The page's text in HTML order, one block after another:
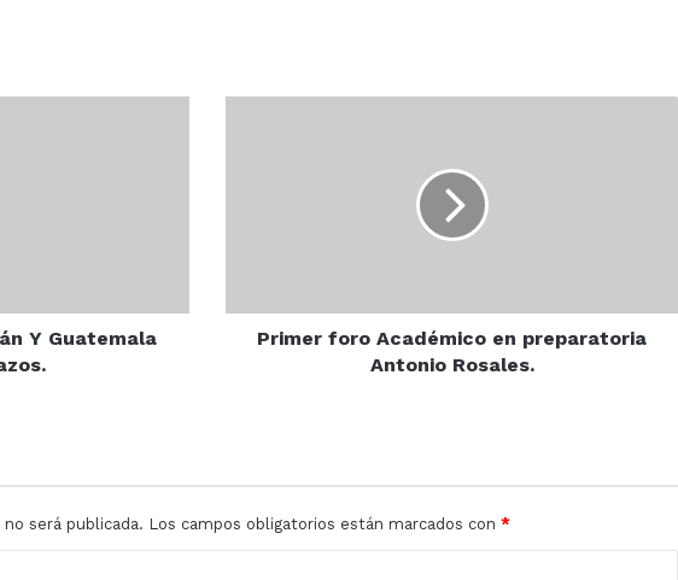
Y Guatemala
Primer foro Académico en preparatoria
Antonio Rosales.
será publicada. Los campos obligatorios están marcados con *